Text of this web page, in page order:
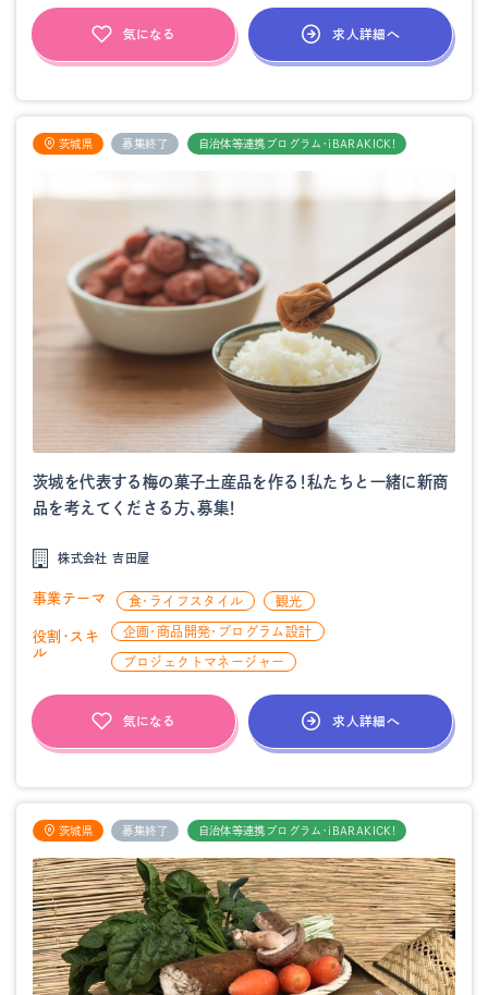
気になる 求人詳細へ
茨城県 募集終了 自治体等連携プログラム・iBARAKICK!
茨城を代表する梅の菓子土産品を作る！私たちと一緒に新商
品を考えてくださる方、募集！
株式会社 吉田屋
事業テーマ 食・ライフスタイル 観光
役割・スキ
ル
企画・商品開発・プログラム設計
プロジェクトマネージャー
気になる 求人詳細へ
茨城県 募集終了 自治体等連携プログラム・iBARAKICK!